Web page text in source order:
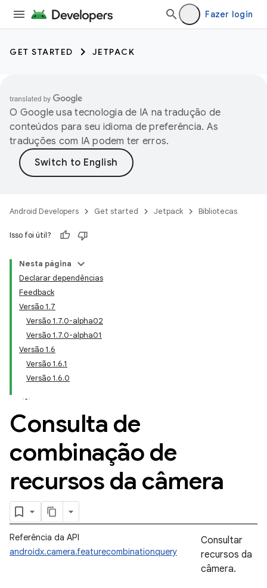
Fazer login
GET STARTED JETPACK
O Google usa tecnologia de IA na tradução de
conteúdos para seu idioma de preferência. As
traduções com IA podem ter erros.
Android Developers Get started Jetpack Bibliotecas
Isso foi útil?
Nesta página
Declarar dependências
Feedback
Versão 1.7
Versão 1.7.0-alpha02
Versão 1.7.0-alpha01
Versão 1.6
Versão 1.6.1
Versão 1.6.0
Consulta de
combinação de
recursos da câmera
Referência da API
androidx.camera.featurecombinationquery
Consultar
recursos da
câmera.